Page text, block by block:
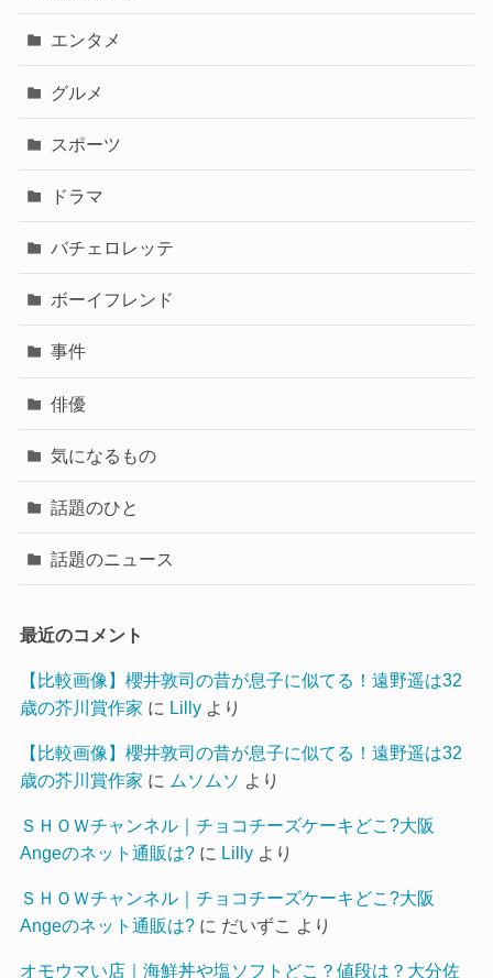
エンタメ
グルメ
スポーツ
ドラマ
バチェロレッテ
ボーイフレンド
事件
俳優
気になるもの
話題のひと
話題のニュース
最近のコメント
【比較画像】櫻井敦司の昔が息子に似てる！遠野遥は32
歳の芥川賞作家 に Lillyより
【比較画像】櫻井敦司の昔が息子に似てる！遠野遥は32
歳の芥川賞作家 に ムソムソ より
ＳＨＯＷチャンネル｜チョコチーズケーキどこ?大阪
Angeのネット通販は?に Lillyより
ＳＨＯＷチャンネル｜チョコチーズケーキどこ?大阪
Angeのネット通販は?に だいずこ より
オモウマい店｜海鮮丼や塩ソフトどこ？値段は？大分佐